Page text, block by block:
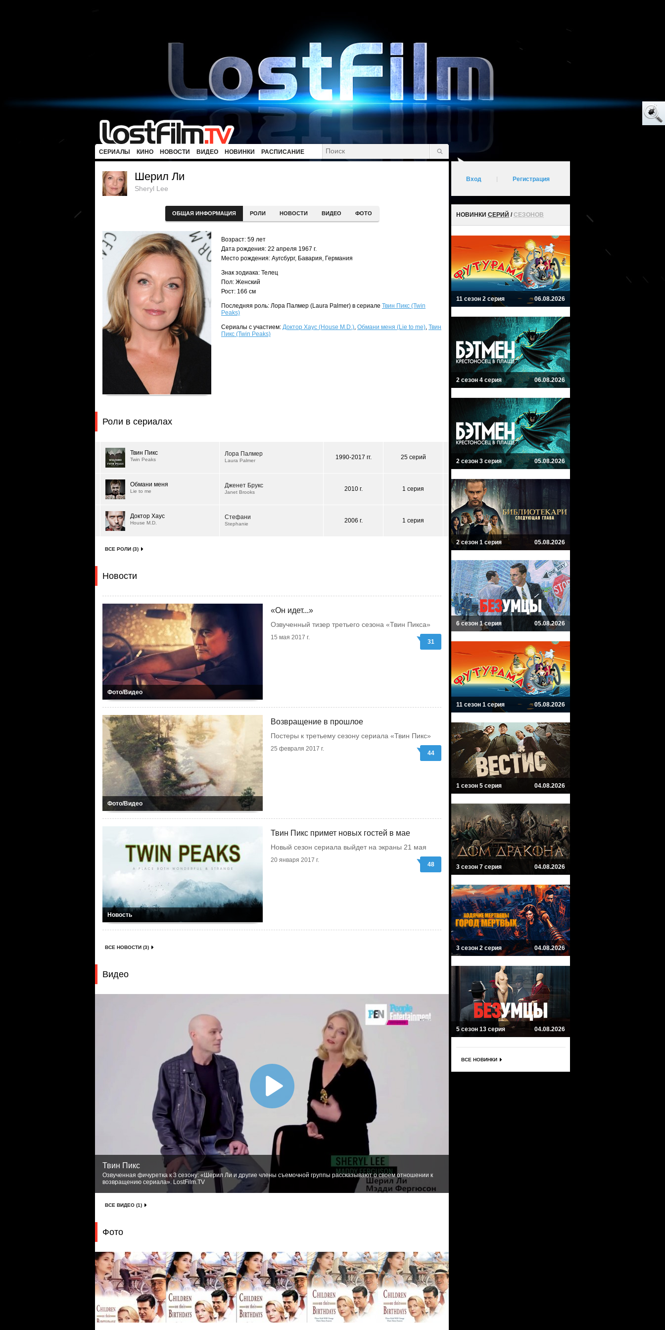
СЕРИАЛЫ КИНО НОВОСТИ ВИДЕО НОВИНКИ РАСПИСАНИЕ
Шерил Ли
Sheryl Lee
ОБЩАЯ ИНФОРМАЦИЯ РОЛИ НОВОСТИ ВИДЕО ФОТО
Возраст: 59 лет
Дата рождения: 22 апреля 1967 г.
Место рождения: Аугсбург, Бавария, Германия
Знак зодиака: Телец
Пол: Женский
Рост: 166 см
Последняя роль: Лора Палмер (Laura Palmer) в сериале Твин Пикс (Twin
Peaks)
Сериалы с участием: Доктор Хаус (House M.D.), Обмани меня (Lie to me), Твин
Пикс (Twin Peaks)
Роли в сериалах
Твин Пикс
Twin Peaks
Лора Палмер
Laura Palmer 1990-2017 гг. 25 серий
Обмани меня
Lie to me
Дженет Брукс
Janet Brooks 2010 г. 1 серия
Доктор Хаус
House M.D.
Стефани
Stephanie 2006 г. 1 серия
ВСЕ РОЛИ (3)
Новости
Фото/Видео
«Он идет...»
Озвученный тизер третьего сезона «Твин Пикса»
15 мая 2017 г.
31
Фото/Видео
Возвращение в прошлое
Постеры к третьему сезону сериала «Твин Пикс»
25 февраля 2017 г.
44
Новость
Твин Пикс примет новых гостей в мае
Новый сезон сериала выйдет на экраны 21 мая
20 января 2017 г.
48
ВСЕ НОВОСТИ (3)
Видео
Твин Пикс
Озвученная фичуретка к 3 сезону: «Шерил Ли и другие члены съемочной группы рассказывают о своем отношении к
возвращению сериала». LostFilm.TV
ВСЕ ВИДЕО (1)
Фото
Вход Регистрация
НОВИНКИ СЕРИЙ /СЕЗОНОВ
11 сезон 2 серия 06.08.2026
2 сезон 4 серия 06.08.2026
2 сезон 3 серия 05.08.2026
2 сезон 1 серия 05.08.2026
6 сезон 1 серия 05.08.2026
11 сезон 1 серия 05.08.2026
1 сезон 5 серия 04.08.2026
3 сезон 7 серия 04.08.2026
3 сезон 2 серия 04.08.2026
5 сезон 13 серия 04.08.2026
ВСЕ НОВИНКИ